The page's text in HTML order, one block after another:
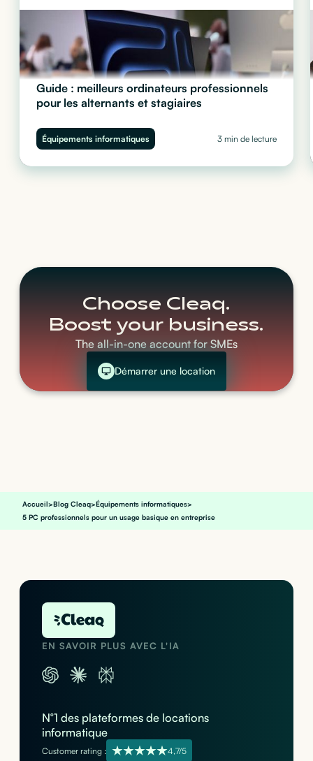
Guide : meilleurs ordinateurs professionnels
pour les alternants et stagiaires
Quel ordinateur choisir pour vos stagiaires et alternants ?
Performance, sécurité et budget : découvrez notre guide complet
pour équiper vos juniors sans impacter votre trésorerie.
Équipements informatiques 3 min de lecture
Choose Cleaq.
Boost your business.
The all-in-one account for SMEs
Démarrer une location
Accueil>Blog Cleaq>Équipements informatiques>
5 PC professionnels pour un usage basique en entreprise
EN SAVOIR PLUS AVEC L'IA
N°1 des plateformes de locations
informatique
Customer rating : 4,7/5